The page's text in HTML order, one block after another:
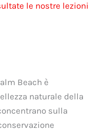
le nostre lezioni
Beach è
naturale della
sulla